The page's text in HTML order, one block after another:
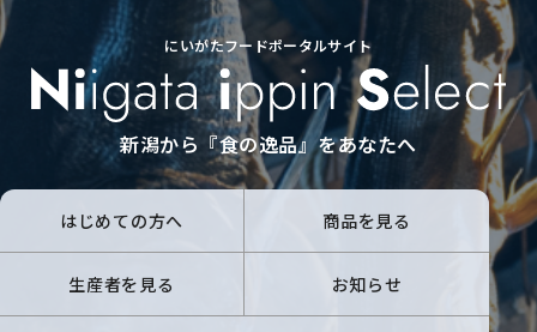
にいがたフードポータルサイト
新潟から『食の逸品』をあなたへ
はじめての方へ 商品を見る
生産者を見る お知らせ